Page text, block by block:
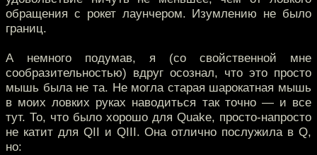
обращения с рокет лаунчером. Изумлению не было
границ.
А немного подумав, я (со свойственной мне
сообразительностью) вдруг осознал, что это просто
мышь была не та. Не могла старая шарокатная мышь
в моих ловких руках наводиться так точно — и все
тут. То, что было хорошо для Quake, просто-напросто
не катит для QII и QIII. Она отлично послужила в Q,
но: